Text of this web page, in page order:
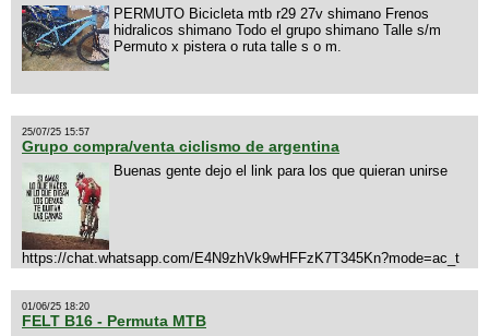
PERMUTO Bicicleta mtb r29 27v shimano Frenos
hidralicos shimano Todo el grupo shimano Talle s/m
Permuto x pistera o ruta talle s o m.
25/07/25 15:57
Grupo compra/venta ciclismo de argentina
Buenas gente dejo el link para los que quieran unirse
https://chat.whatsapp.com/E4N9zhVk9wHFFzK7T345Kn?mode=ac_t
01/06/25 18:20
FELT B16 - Permuta MTB